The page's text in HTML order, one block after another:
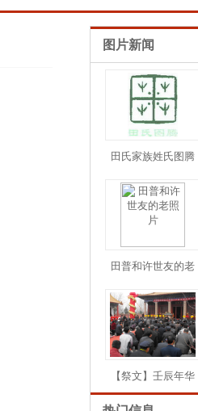
图片新闻
田氏家族姓氏图腾
田普和许世友的老
【祭文】壬辰年华